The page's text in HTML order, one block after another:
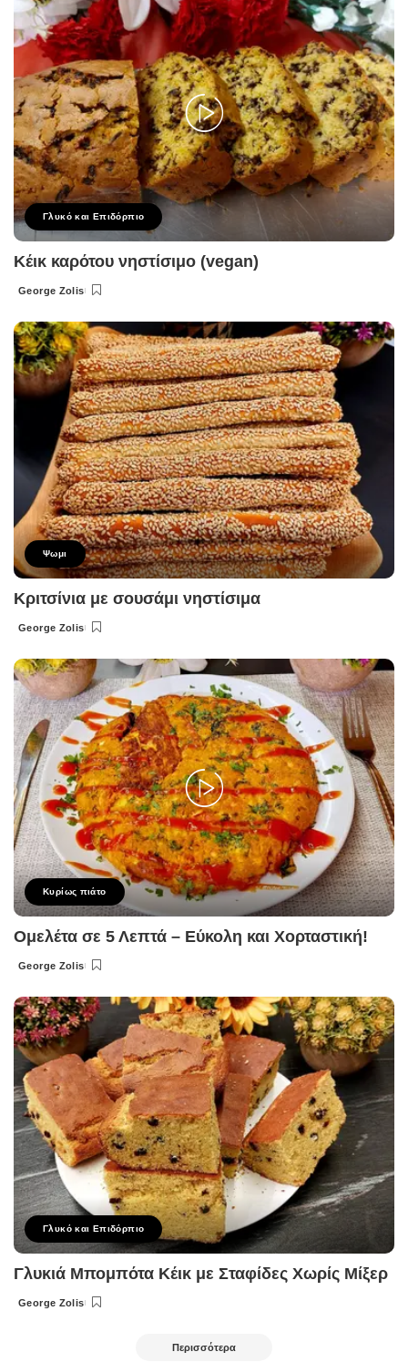
Γλυκό και Επιδόρπιο
Κέικ καρότου νηστίσιμο (vegan)
Posted
George Zolis
Ψωμι
Κριτσίνια με σουσάμι νηστίσιμα
Posted
George Zolis
Κυρίως πιάτο
Ομελέτα σε 5 Λεπτά – Εύκολη και Χορταστική!
Posted
George Zolis
Γλυκό και Επιδόρπιο
Γλυκιά Μπομπότα Κέικ με Σταφίδες Χωρίς Μίξερ
Posted
George Zolis
Περισσότερα